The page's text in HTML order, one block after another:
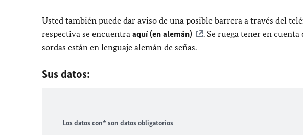
Usted también puede dar aviso de una posible barrera a través del
respectiva se encuentra aquí (en alemán)
. Se ruega tener en
sordas están en lenguaje alemán de señas.
Sus datos:
Los datos con* son datos obligatorios